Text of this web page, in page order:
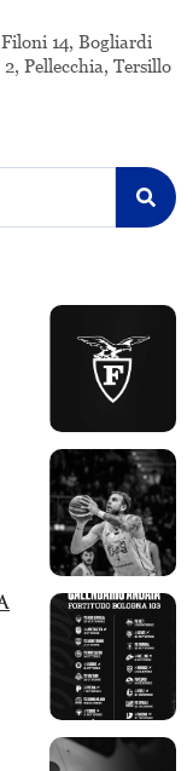
14, Bogliardi
Pellecchia, Tersillo